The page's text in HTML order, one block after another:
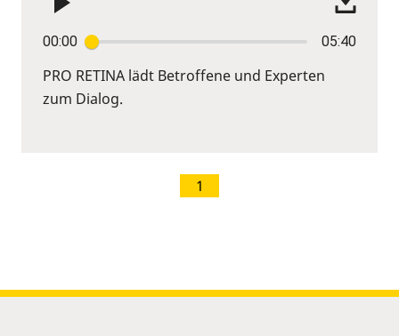
00:00 05:40
PRO RETINA lädt Betroffene und Experten
zum Dialog.
1